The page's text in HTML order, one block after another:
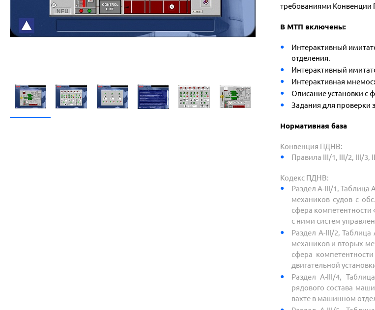
требованиями
В МТП включены:
Интерактивный
отделения.
Интерактивный
Интерактивная
Описание установки
Задания для проверки
Нормативная база
Конвенция ПДНВ:
Правила III/1, III/2, III/3,
Кодекс ПДНВ:
Раздел A-III/1, Таблица
механиков судов с
сфера компетентности
с ними систем
Раздел A-III/2,
механиков и вторых
сфера
двигательной
Раздел A-III/4,
рядового состава
вахте в машинном